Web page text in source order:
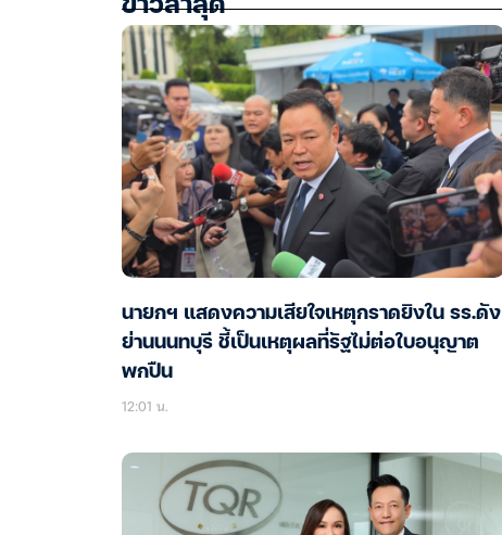
ข่าวล่าสุด
นายกฯ แสดงความเสียใจเหตุกราดยิงใน รร.ดัง
ย่านนนทบุรี ชี้เป็นเหตุผลที่รัฐไม่ต่อใบอนุญาต
พกปืน
12:01 น.